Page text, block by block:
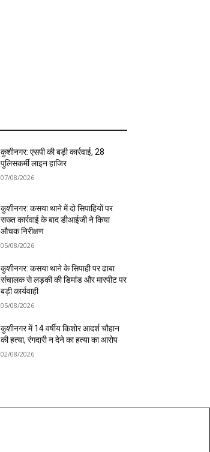
कुशीनगर: एसपी की बड़ी कार्रवाई, 28
पुलिसकर्मी लाइन हाजिर
07/08/2026
कुशीनगर: कसया थाने में दो सिपाहियों पर
सख्त कार्रवाई के बाद डीआईजी ने किया
औचक निरीक्षण
05/08/2026
कुशीनगर: कसया थाने के सिपाही पर ढाबा
संचालक से लड़की की डिमांड और मारपीट पर
बड़ी कार्यवाही
05/08/2026
कुशीनगर में 14 वर्षीय किशोर आदर्श चौहान
की हत्या, रंगदारी न देने का हत्या का आरोप
02/08/2026